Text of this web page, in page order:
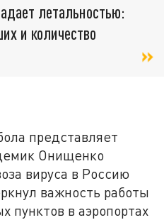
летальностью:
и количество
представляет
Онищенко
вируса в Россию
важность работы
пунктов в аэропортах